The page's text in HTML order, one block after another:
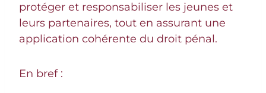
protéger et responsabiliser les jeunes et
leurs partenaires, tout en assurant une
application cohérente du droit pénal.
En bref :